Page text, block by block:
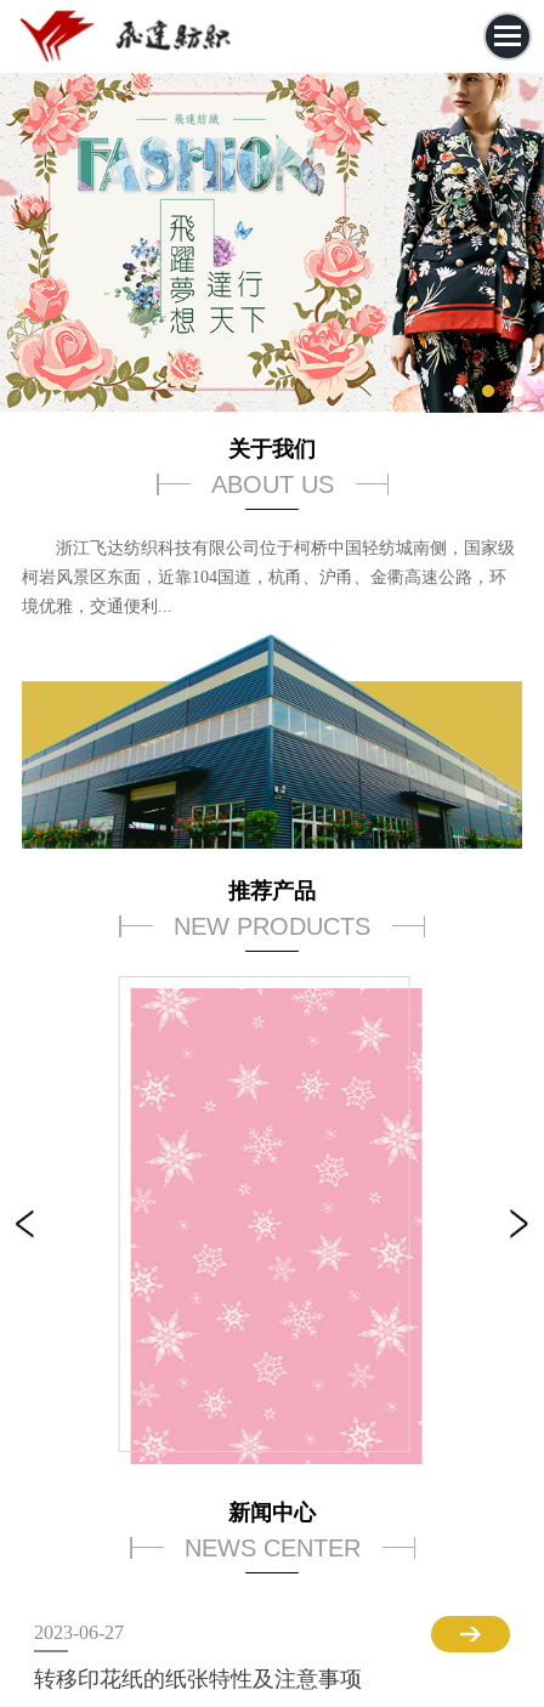
关于我们
ABOUT US
浙江飞达纺织科技有限公司位于柯桥中国轻纺城南侧，国家级
柯岩风景区东面，近靠104国道，杭甬、沪甬、金衢高速公路，环
境优雅，交通便利...
推荐产品
NEW PRODUCTS
新闻中心
NEWS CENTER
2023-06-27
转移印花纸的纸张特性及注意事项